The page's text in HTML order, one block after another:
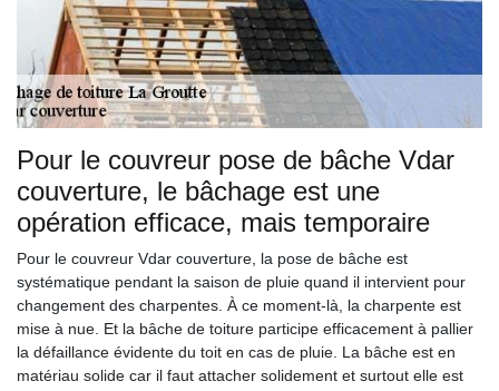
Pour le couvreur pose de bâche Vdar
couverture, le bâchage est une
opération efficace, mais temporaire
Pour le couvreur Vdar couverture, la pose de bâche est
systématique pendant la saison de pluie quand il intervient pour
changement des charpentes. À ce moment-là, la charpente est
mise à nue. Et la bâche de toiture participe efficacement à pallier
la défaillance évidente du toit en cas de pluie. La bâche est en
matériau solide car il faut attacher solidement et surtout elle est